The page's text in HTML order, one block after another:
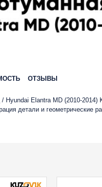
ОТЗЫВЫ
Elantra MD (2010-2014)
детали и